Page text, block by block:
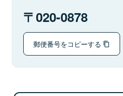
020-0878
郵便番号をコピーする